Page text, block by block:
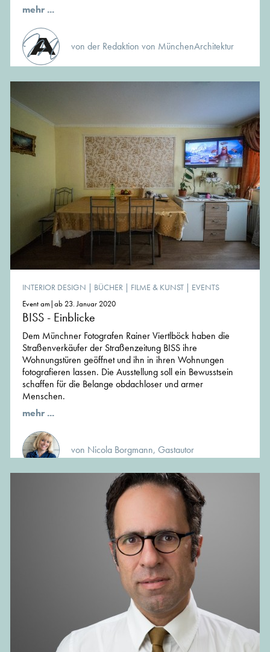
mehr ...
von der Redaktion von MünchenArchitektur
INTERIOR DESIGN | BÜCHER | FILME & KUNST | EVENTS
Event am|ab 23. Januar 2020
BISS - Einblicke
Dem Münchner Fotografen Rainer Viertlböck haben die
Straßenverkäufer der Straßenzeitung BISS ihre
Wohnungstüren geöffnet und ihn in ihren Wohnungen
fotografieren lassen. Die Ausstellung soll ein Bewusstsein
schaffen für die Belange obdachloser und armer
Menschen.
mehr ...
von Nicola Borgmann, Gastautor